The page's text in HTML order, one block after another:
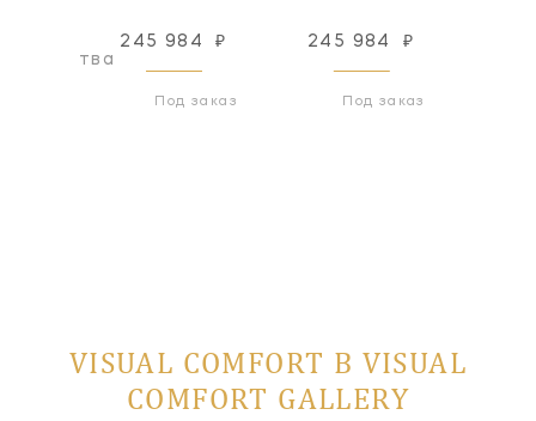
245 984 ₽
Под заказ
245 984 ₽
Под заказ
VISUAL COMFORT В VISUAL
COMFORT GALLERY